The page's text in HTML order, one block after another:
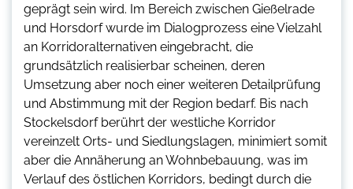
geprägt sein wird. Im Bereich zwischen Gießelrade
und Horsdorf wurde im Dialogprozess eine Vielzahl
an Korridoralternativen eingebracht, die
grundsätzlich realisierbar scheinen, deren
Umsetzung aber noch einer weiteren Detailprüfung
und Abstimmung mit der Region bedarf. Bis nach
Stockelsdorf berührt der westliche Korridor
vereinzelt Orts- und Siedlungslagen, minimiert somit
aber die Annäherung an Wohnbebauung, was im
Verlauf des östlichen Korridors, bedingt durch die